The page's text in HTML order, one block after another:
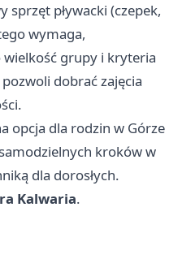
pływacki (czepek,
wymaga,
grupy i kryteria
dobrać zajęcia
opcja dla rodzin w Górze
kroków w
dla dorosłych.
Kalwaria.